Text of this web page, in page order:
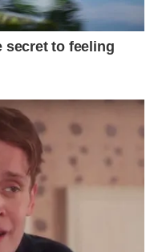
secret to feeling